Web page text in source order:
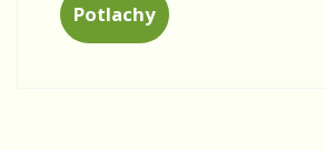
Potlachy